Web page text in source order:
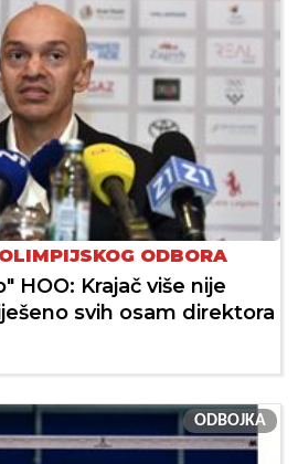
ODBORA
HOO: Krajač više nije
svih osam direktora
ODBOJKA